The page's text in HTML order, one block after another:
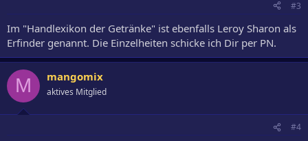
#3
Im "Handlexikon der Getränke" ist ebenfalls Leroy Sharon als
Erfinder genannt. Die Einzelheiten schicke ich Dir per PN.
M mangomix
aktives Mitglied
#4